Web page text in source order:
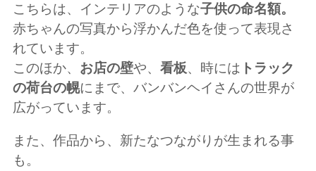
こちらは、インテリアのような子供の命名額。
赤ちゃんの写真から浮かんだ色を使って表現さ
れています。
このほか、 お店の壁や、 看板、時には トラック
の荷台の幌にまで、バンバンヘイさんの世界が
広がっています。
また、作品から、新たなつながりが生まれる事
も。